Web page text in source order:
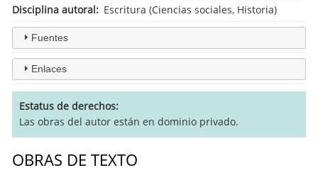
Disciplina autoral
Escritura (Ciencias sociales, Historia)
Fuentes
Enlaces
Estatus de derechos
Las obras del autor están en dominio privado.
OBRAS DE TEXTO